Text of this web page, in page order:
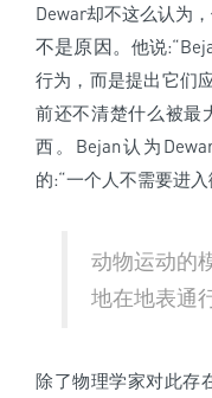
Dewar却不这么认为
不是原因。 他说
行为，而是提出它们
前还不清楚什么被
西。Bejan认为
的:“一个人不需要进
动物运动的
地在地表通
除了物理学家对此存